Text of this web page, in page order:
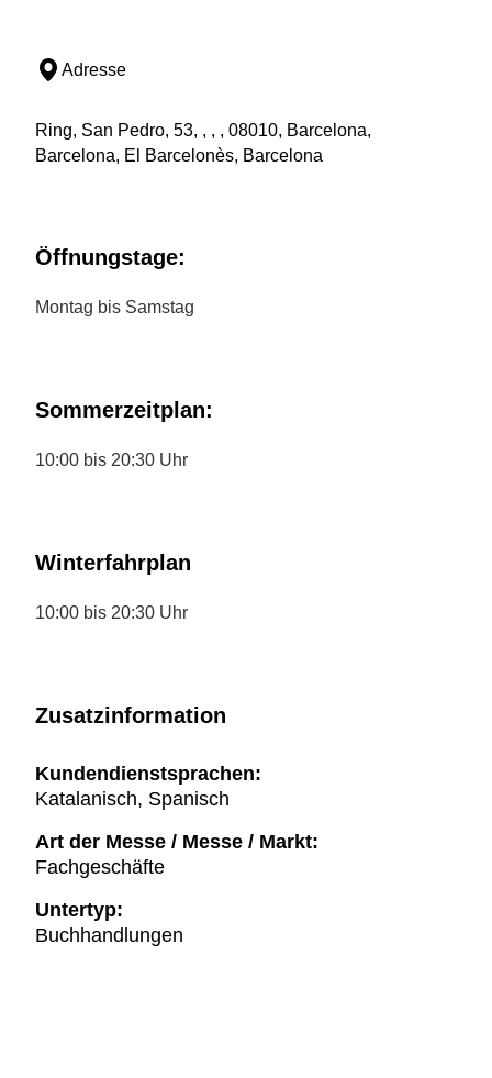
Adresse
Ring, San Pedro, 53, , , , 08010, Barcelona,
Barcelona, El Barcelonès, Barcelona
Öffnungstage:
Montag bis Samstag
Sommerzeitplan:
10:00 bis 20:30 Uhr
Winterfahrplan
10:00 bis 20:30 Uhr
Zusatzinformation
Kundendienstsprachen:
Katalanisch, Spanisch
Art der Messe / Messe / Markt:
Fachgeschäfte
Untertyp:
Buchhandlungen